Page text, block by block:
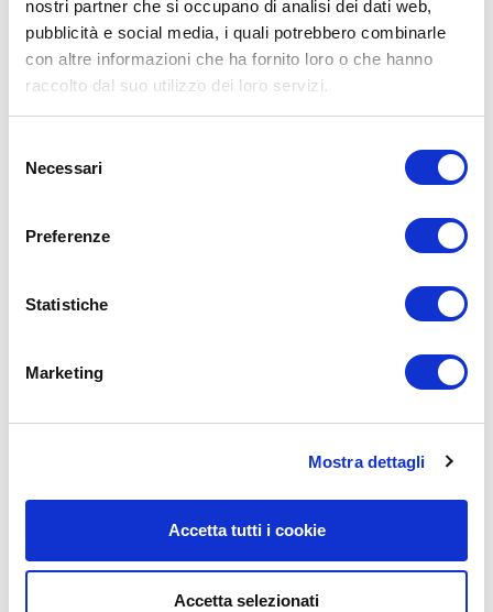
nostri partner che si occupano di analisi dei dati web,
pubblicità e social media, i quali potrebbero combinarle
con altre informazioni che ha fornito loro o che hanno
raccolto dal suo utilizzo dei loro servizi.
delNecessari
Preferenze
Statistiche
Marketing
Mostra dettagli
Accetta tutti i cookie
Accetta selezionati
Routine specifiche per i principali dolori
muscolo-scheletrici:
Dolore cervicale
Dolori diffusi
Consigli alimentari pratici e ricette
muscolare e articolare.
l’osteoporosi
Supporto dedicato su esercizi e
contenuti, conpossibilità di chiamata
gratuita di benvenutocon un
Bonus #4 – Auto-trattamento dei trigger